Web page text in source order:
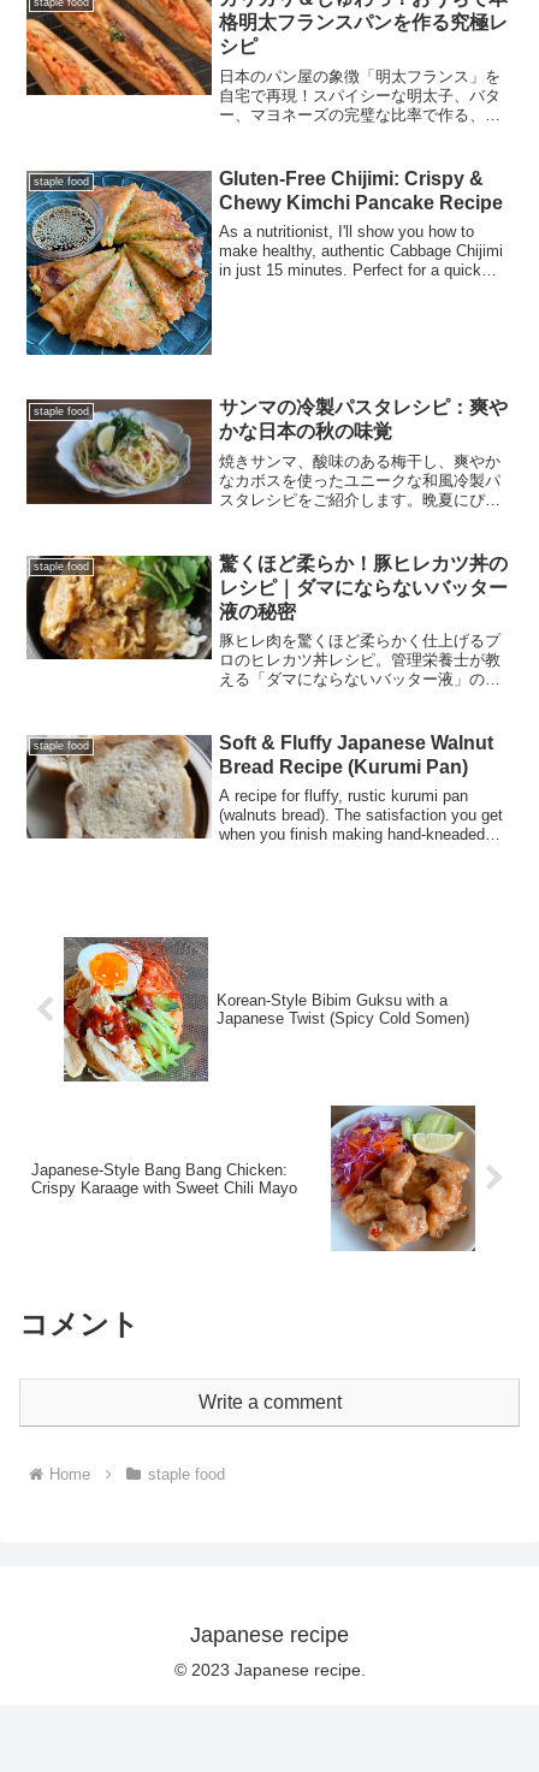
格明太フランスパンを作る究極レ
シピ
日本のパン屋の象徴「明太フランス」を
自宅で再現！スパイシーな明太子、バタ
ー、マヨネーズの完璧な比率で作る、濃
staple food
Gluten-Free Chijimi: Crispy &
Chewy Kimchi Pancake Recipe
As a nutritionist, I'll show you how to
make healthy, authentic Cabbage Chijimi
in just 15 minutes. Perfect for a quick
staple food
サンマの冷製パスタレシピ：爽や
かな日本の秋の味覚
焼きサンマ、酸味のある梅干し、爽やか
なカボスを使ったユニークな和風冷製パ
スタレシピをご紹介します。晩夏にぴっ
シピです。
staple food
驚くほど柔らか！豚ヒレカツ丼の
レシピ｜ダマにならないバッター
液の秘密
豚ヒレ肉を驚くほど柔らかく仕上げるプ
ロのヒレカツ丼レシピ。管理栄養士が教
える「ダマにならないバッター液」の順
staple food
Soft & Fluffy Japanese Walnut
Bread Recipe (Kurumi Pan)
A recipe for fluffy, rustic kurumi pan
(walnuts bread). The satisfaction you get
when you finish making hand-kneaded
Korean-Style Bibim Guksu with a
Japanese Twist (Spicy Cold Somen)
Japanese-Style Bang Bang Chicken:
Crispy Karaage with Sweet Chili Mayo
コメント
Write a comment
Home staple food
Japanese recipe
© 2023 Japanese recipe.